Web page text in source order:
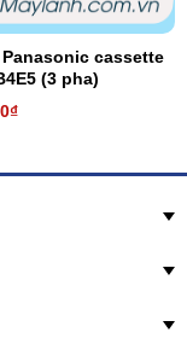
cassette
(3 pha)